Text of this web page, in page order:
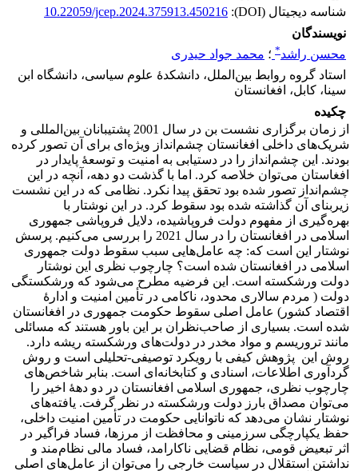
شناسه دیجیتال (DOI):
10.22059/jcep.2024.375913.450216
نویسندگان
محسن راشد* ؛ محمد جواد حیدری
استاد گروه روابط بین‌الملل، دانشکدۀ علوم سیاسی، دانشگاه ابن
سینا، کابل، افغانستان
چکیده
از زمان برگزاری نشست بن در سال 2001 پشتیبانان‌ بین‌‌المللی و
شریک‌های داخلی افغانستان چشم‌انداز ویژه‌ای برای آن تصور کرده
بودند. این چشم‌انداز را در دستیابی به امنیت و توسعۀ پایدار در
افغاستان می‌توان خلاصه کرد. اما با گذشت دو دهه، آنچه در این
چشم‌انداز تصور شده بود تحقق پیدا نکرد. نظامی که در این نشست
زیربنای آن گذاشته شده بود سقوط کرد. در این نوشتار با
بهره‌گیری از مفهوم دولت فروپاشیده، دلایل فروپاشی جمهوری
اسلامی در افغانستان را در سال 2021 را بررسی می‌کنیم. پرسش
نوشتار این است که: چه عامل‌هایی سبب سقوط دولت جمهوری
اسلامی در افغانستان شده است؟ چارچوب نظری این نوشتار
دولت ورشکسته است. این فرضیه مطرح می‌شود که ورشکستگی
دولت ( مردم سالاری محدود، ناکامی در تأمین امنیت و ادارۀ
اقتصاد کشور) عامل اصلی سقوط حکومت جمهوری در افغانستان
شده است. بسیاری از صاحب‌نظران بر این باور هستند که مسائلی
مانند تروریسم و مواد مخدر در دولت‌های ورشکسته ریشه دارد.
روش این پژوهش کیفی با رویکرد توصیفی-تحلیلی است و روش
گرد‌آوری اطلاعات، اسنادی و کتابخانه‌ای است. بنابر شاخص‌های
چارچوب نظری، جمهوری اسلامی افغانستان در دو دهۀ اخیر را
می‌توان مصداق بارز دولت ورشکسته در نظر گرفت. یافته‌های
نوشتار نشان می‌دهد که ناتوانایی حکومت در تأمین امنیت داخلی،
حفظ یکپارچگی سرزمینی و محافظت از مرزها، فساد فراگیر در
اثر تبعیض قومی، نظام قضایی ناکارامد، فساد مالی نظام‌مند و
نداشتن استقلال در سیاست خارجی را می‌توان از عامل‌های اصلی